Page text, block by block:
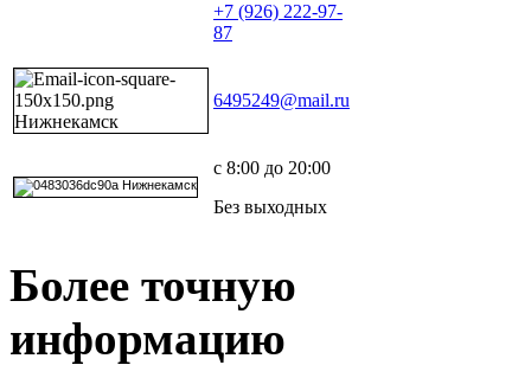
+7 (926) 222-97-
87
6495249@mail.ru
с 8:00 до 20:00
Без выходных
Более точную
информацию